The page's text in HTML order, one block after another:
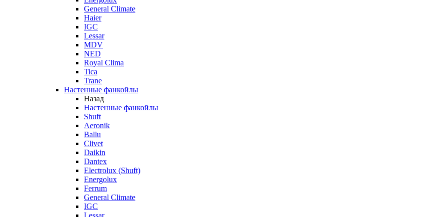
General Climate
Haier
IGC
Lessar
MDV
NED
Royal Clima
Tica
Trane
Настенные фанкойлы
Назад
Настенные фанкойлы
Shuft
Aeronik
Ballu
Clivet
Daikin
Dantex
Electrolux (Shuft)
Energolux
Ferrum
General Climate
IGC
Lessar